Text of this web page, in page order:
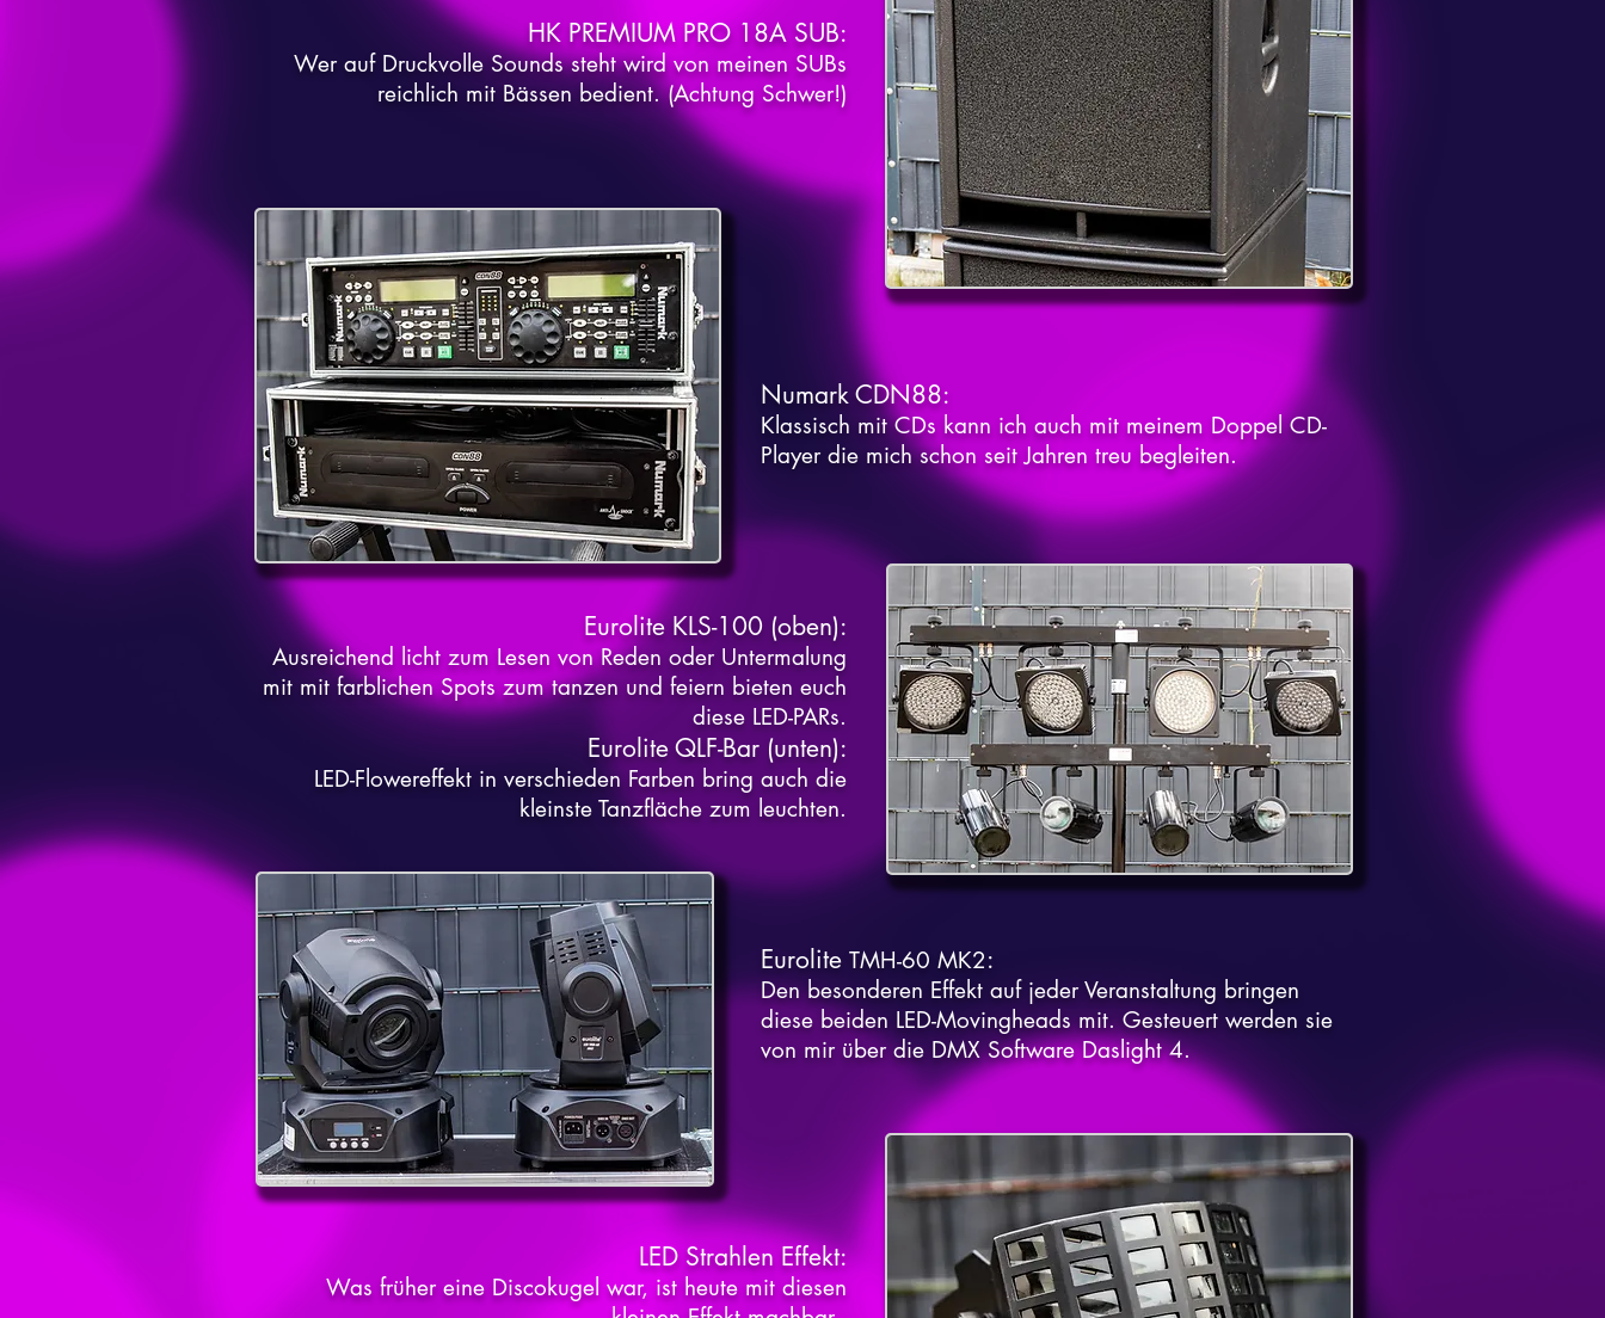
HK PREMIUM PRO 18A SUB:
Wer auf Druckvolle Sounds steht wird von meinen SUBs
reichlich mit Bässen bedient. (Achtung Schwer!)
Numark CDN88:
Klassisch mit CDs kann ich auch mit meinem Doppel CD-
Player die mich schon seit Jahren treu begleiten.
Eurolite KLS-100 (oben):
Ausreichend licht zum Lesen von Reden oder Untermalung
mit mit farblichen Spots zum tanzen und feiern bieten euch
diese LED-PARs.
Eurolite QLF-Bar (unten):
LED-Flowereffekt in verschieden Farben bring auch die
kleinste Tanzfläche zum leuchten.
Eurolite TMH-60 MK2:
Den besonderen Effekt auf jeder Veranstaltung bringen
diese beiden LED-Movingheads mit. Gesteuert werden sie
von mir über die DMX Software Daslight 4.
LED Strahlen Effekt:
Was früher eine Discokugel war, ist heute mit diesen